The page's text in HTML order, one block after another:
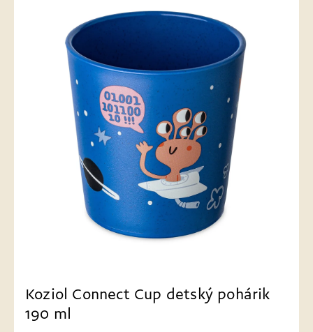
Koziol Connect Cup detský pohárik
190 ml